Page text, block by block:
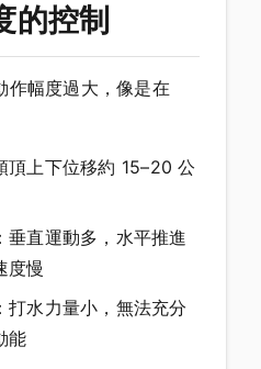
的控制
作幅度過大，像是在
頂上下位移約 15–20 公
：垂直運動多，水平推進
度慢
：打水力量小，無法充分
能